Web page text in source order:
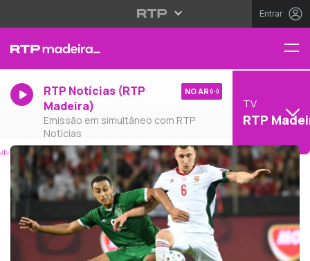
Entrar
RTP Notícias (RTP
Madeira)
Emissão em simultâneo com RTP
Notícias
NO AR
TV
RTP